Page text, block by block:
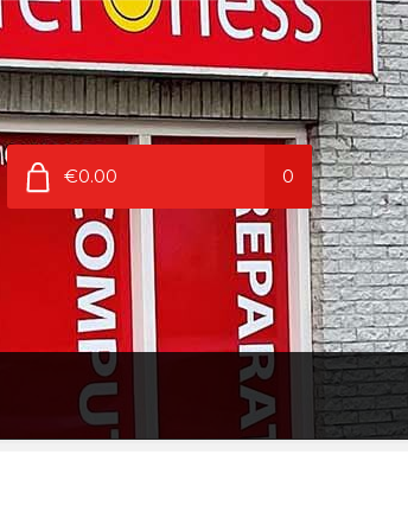
€0.00 0